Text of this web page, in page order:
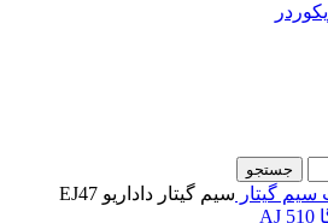
جستجو
سیم گیتار سیم گیتار داداریو EJ47